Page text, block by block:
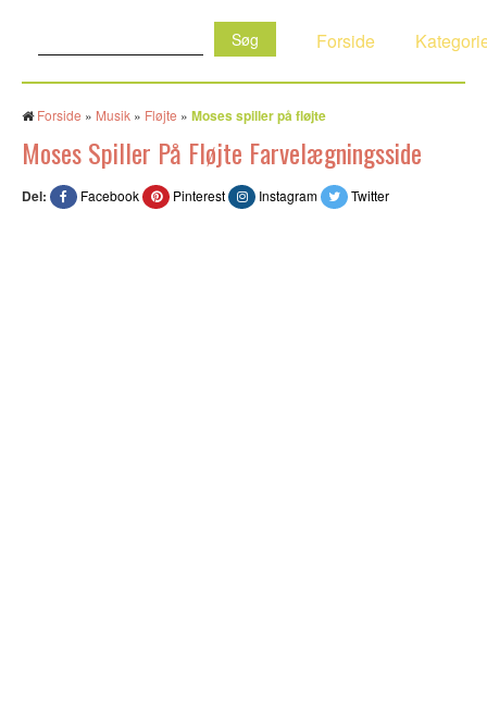
Forside
Forside » Musik » Fløjte » Moses spiller på fløjte
Moses Spiller På Fløjte Farvelægningsside
Del: Facebook Pinterest Instagram Twitter